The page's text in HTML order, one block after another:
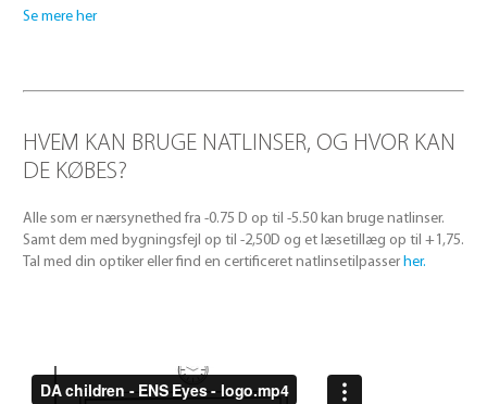
Se mere her
HVEM KAN BRUGE NATLINSER, OG HVOR KAN
DE KØBES?
Alle som er nærsynethed fra -0.75 D op til -5.50 kan bruge natlinser.
Samt dem med bygningsfejl op til -2,50D og et læsetillæg op til +1,75.
Tal med din optiker eller find en certificeret natlinsetilpasser her.